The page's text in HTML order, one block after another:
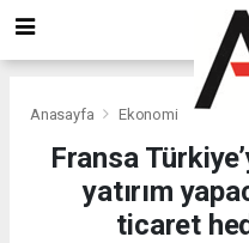
Anasayfa Ekonomi
Fransa
yatırım
ticaret